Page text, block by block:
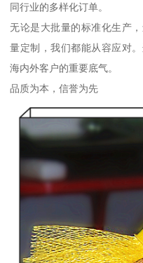
同行业的多样化订单。
无论是大批量的标准化生产
量定制，我们都能从容应对
海内外客户的重要底气。
品质为本，信誉为先